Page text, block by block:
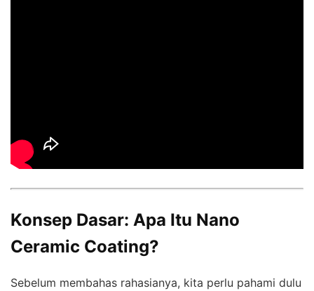
Konsep Dasar: Apa Itu Nano
Ceramic Coating?
Sebelum membahas rahasianya, kita perlu pahami dulu